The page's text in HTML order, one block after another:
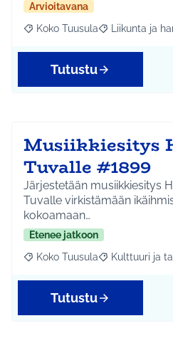
Arvioitavana
Rajaa tulokset aihepiirin
Koko Tuusula Rajaa tulokset
Liikunta ja
Tutustu
Musiikkiesitys
Tuvalle #1899
Järjestetään musiikkiesitys
Tuvalle virkistämään
kokoamaan…
Etenee jatkoon
Rajaa tulokset aihepiirin
Koko Tuusula Rajaa tulokset
Kulttuuri ja
Tutustu